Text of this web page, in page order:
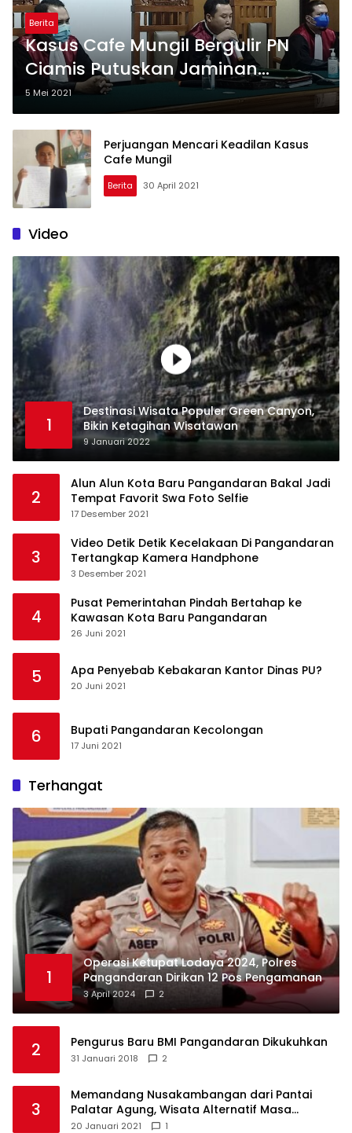
Berita
Kasus Cafe Mungil Bergulir PN
Ciamis Putuskan Jaminan
Sementara untuk Penggugat
5 Mei 2021
Perjuangan Mencari Keadilan Kasus
Cafe Mungil
Berita 30 April 2021
Video
1
Destinasi Wisata Populer Green Canyon,
Bikin Ketagihan Wisatawan
9 Januari 2022
2
Alun Alun Kota Baru Pangandaran Bakal Jadi
Tempat Favorit Swa Foto Selfie
17 Desember 2021
3
Video Detik Detik Kecelakaan Di Pangandaran
Tertangkap Kamera Handphone
3 Desember 2021
4
Pusat Pemerintahan Pindah Bertahap ke
Kawasan Kota Baru Pangandaran
26 Juni 2021
5 Apa Penyebab Kebakaran Kantor Dinas PU?
20 Juni 2021
6 Bupati Pangandaran Kecolongan
17 Juni 2021
Terhangat
1
Operasi Ketupat Lodaya 2024, Polres
Pangandaran Dirikan 12 Pos Pengamanan
3 April 2024 2
2 Pengurus Baru BMI Pangandaran Dikukuhkan
31 Januari 2018 2
3
Memandang Nusakambangan dari Pantai
Palatar Agung, Wisata Alternatif Masa
Pandemi
20 Januari 2021 1